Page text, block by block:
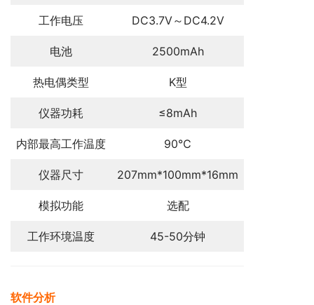
工作电压 DC3.7V～DC4.2V
电池 2500mAh
热电偶类型 K型
仪器功耗 ≤8mAh
内部最高工作温度 90℃
仪器尺寸 207mm*100mm*16mm
模拟功能 选配
工作环境温度 45-50分钟
软件分析